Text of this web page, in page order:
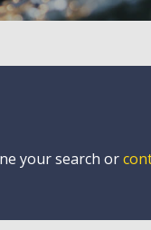
your search or